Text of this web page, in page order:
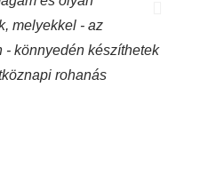
melyekkel - az
könnyedén készíthetek
rohanás